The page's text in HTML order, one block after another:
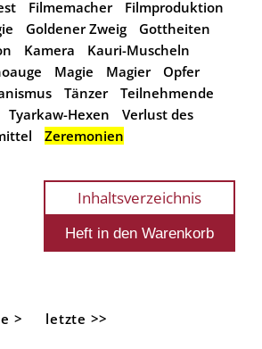
Filmemacher
Filmproduktion
Goldener Zweig
Gottheiten
Kamera
Kauri-Muscheln
Magie Magier
Opfer
Tänzer
Teilnehmende
Tyarkaw-Hexen
Verlust des
Zeremonien
Inhaltsverzeichnis
>
Letzte
letzte >>